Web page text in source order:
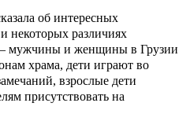
об интересных
некоторых различиях
мужчины и женщины в Грузии
храма, дети играют во
взрослые дети
присутствовать на